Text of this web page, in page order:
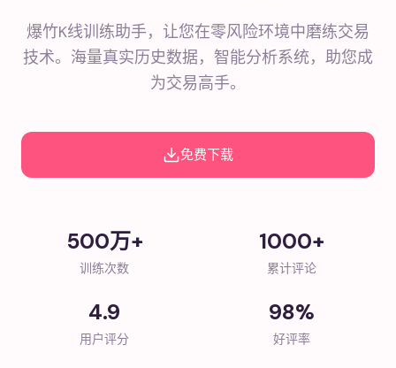
爆竹K线训练助手，让您在零风险环境中磨练交易
技术。海量真实历史数据，智能分析系统，助您成
为交易高手。
免费下载
500万+
训练次数
1000+
累计评论
4.9
用户评分
98%
好评率